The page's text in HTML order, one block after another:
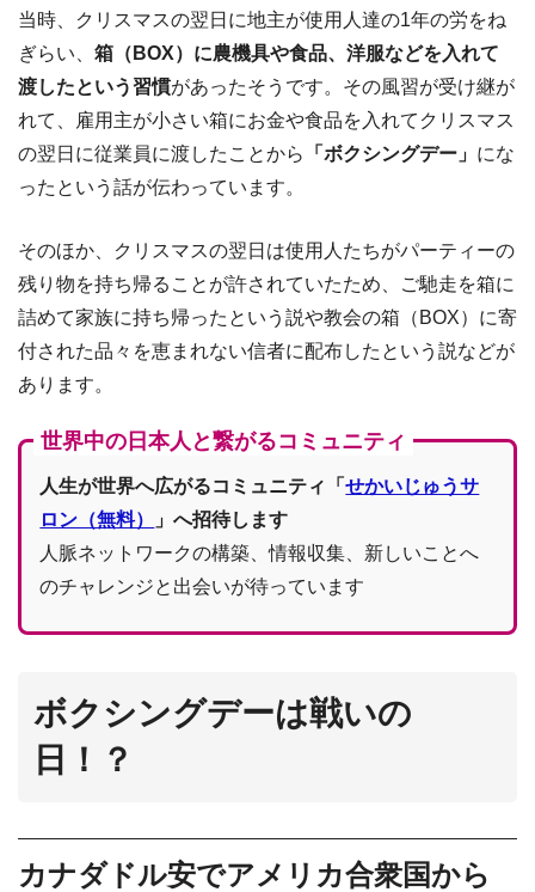
当時、クリスマスの翌日に地主が使用人達の1年の労をね
ぎらい、 箱（BOX）に農機具や食品、洋服などを入れて
渡したという習慣があったそうです。その風習が受け継が
れて、雇用主が小さい箱にお金や食品を入れてクリスマス
の翌日に従業員に渡したことから
「ボクシングデー」 にな
ったという話が伝わっています。
そのほか、クリスマスの翌日は使用人たちがパーティーの
残り物を持ち帰ることが許されていたため、ご馳走を箱に
詰めて家族に持ち帰ったという説や教会の箱（BOX）に寄
付された品々を恵まれない信者に配布したという説などが
あります。
世界中の日本人と繋がるコミュニティ
人生が世界へ広がるコミュニティ「せかいじゅうサ
ロン（無料）
」へ招待します
人脈ネットワークの構築、情報収集、新しいことへ
のチャレンジと出会いが待っています
ボクシングデーは戦いの
日！？
カナダドル安でアメリカ合衆国から